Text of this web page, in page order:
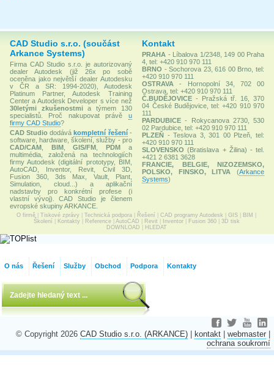
CAD Studio s.r.o. (součást
Arkance Systems)
Firma CAD Studio s.r.o. je autorizovaný
dealer Autodesk (již 26x po sobě
oceněna jako největší dealer Autodesku
v ČR a SR: 1994-2020), Autodesk
Platinum Partner, Autodesk Training
Center a Autodesk Developer s více než
30letými zkušenostmia týmem 130
specialistů. Proč nakupovat právě u
firmy CAD Studio?
CAD Studio dodávákompletní řešení-
software, hardware, školení, služby - pro
CAD/CAM
BIM,GIS/FM ,PDM a
multimédia, založená na technologiích
firmy Autodesk (digitální prototypy, BIM,
AutoCAD, Inventor, Revit, Civil 3D,
Fusion 360, 3ds Max, Vault, Plant,
Simulation, cloud...) a aplikační
nadstavby pro konkrétní profese (i
vlastní vývoj). CAD Studio je členem
evropské skupiny ARKANCE.
Kontakt
PRAHA - Líbalova 1/2348, 149 00 Praha
4, tel: +420 910 970 111
BRNO - Sochorova 23, 616 00 Brno, tel:
+420 910 970 111
OSTRAVA
- Hornopolní 34, 702 00
Ostrava, tel: +420 910 970 111
Č.BUDĚJOVICE - Pražská tř. 16, 370
04 České Budějovice, tel: +420 910 970
111
PARDUBICE - Rokycanova 2730, 530
02 Pardubice, tel: +420 910 970 111
PLZEŇ - Teslova 3, 301 00 Plzeň, tel:
+420 910 970 111
SLOVENSKO (Bratislava + Žilina) - tel.
+421 2 6381 3628
FRANCIE, BELGIE, NIZOZEMSKO,
POLSKO, FINSKO, LITVA
(Arkance
Systems)
O firmě Tiskové zprávy Technická podpora Řešení CAD programy Autodesk GIS BIM
Školení
Kontakty Reference| AutoCAD Revit Inventor| Fusion 360| 3D tisk
DOWNLOAD
HLEDAT
O nás Řešení Služby Obchod Podpora Kontakty
© Copyright 2026 CAD Studio s.r.o. (ARKANCE) | kontakt | webmaster |
ochrana soukromí